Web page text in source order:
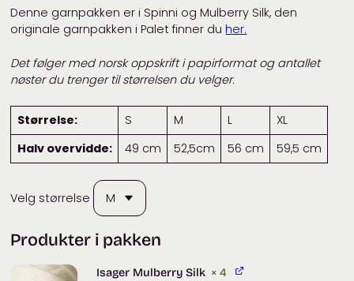
Denne garnpakken er i Spinni og Mulberry Silk, den
originale garnpakken i Palet finner du her.
Det følger med norsk oppskrift i papirformatog antallet
nøster du trenger til størrelsen du velger.
Størrelse: S M L
XL
Halv overvidde:
49 cm 52,5cm 56 cm 59,5 cm
Velg størrelse
Produkter i pakken
Isager Mulberry Silk × 4